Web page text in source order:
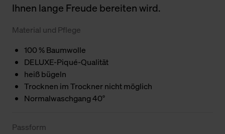
Ihnen lange Freude bereiten wird.
Material und Pflege
100 % Baumwolle
DELUXE-Piqué-Qualität
heiß bügeln
Trocknen im Trockner nicht möglich
Normalwaschgang 40°
Passform